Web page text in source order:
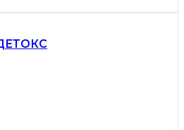
ДЕТОКС